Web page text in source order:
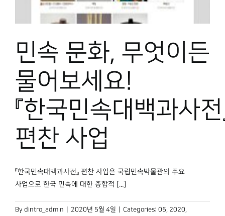
민속 문화, 무엇이든
물어보세요!
『한국민속대백과사전
편찬 사업
『한국민속대백과사전』 편찬 사업은 국립민속박물관의 주요
사업으로 한국 민속에 대한 종합적 [...]
By dintro_admin 2020년 5월 4일 Categories: 05, 2020,